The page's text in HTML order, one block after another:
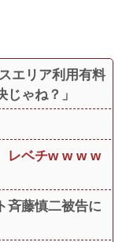
エリア利用有料
ゃね？」
レベチw w w w
斉藤慎二被告に